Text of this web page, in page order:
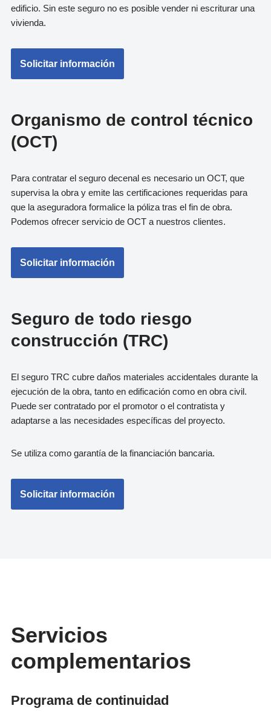
edificio. Sin este seguro no es posible vender ni escriturar una
vivienda.
Solicitar información
Organismo de control técnico
(OCT)
Para contratar el seguro decenal es necesario un OCT, que
supervisa la obra y emite las certificaciones requeridas para
que la aseguradora formalice la póliza tras el fin de obra.
Podemos ofrecer servicio de OCT a nuestros clientes.
Solicitar información
Seguro de todo riesgo
construcción (TRC)
El seguro TRC cubre daños materiales accidentales durante la
ejecución de la obra, tanto en edificación como en obra civil.
Puede ser contratado por el promotor o el contratista y
adaptarse a las necesidades específicas del proyecto.
Se utiliza como garantía de la financiación bancaria.
Solicitar información
Servicios
complementarios
Programa de continuidad